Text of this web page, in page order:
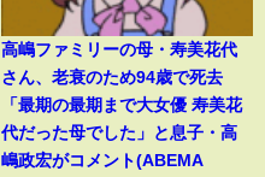
高嶋ファミリーの母・寿美花代
さん、老衰のため94歳で死去
「最期の最期まで大女優 寿美花
代だった母でした」と息子・高
嶋政宏がコメント(ABEMA